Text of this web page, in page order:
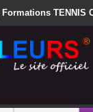
Formations TENNIS